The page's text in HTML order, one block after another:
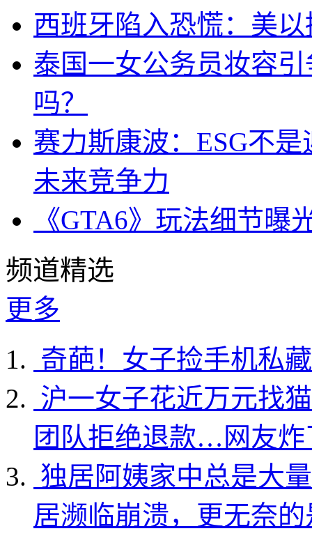
西班牙陷入恐慌：美
泰国一女公务员妆容
吗？
赛力斯康波：ESG不
未来竞争力
《GTA6》玩法细节
频道精选
更多
奇葩！女子捡手机私
沪一女子花近万元找
团队拒绝退款…网友炸
独居阿姨家中总是大
居濒临崩溃，更无奈